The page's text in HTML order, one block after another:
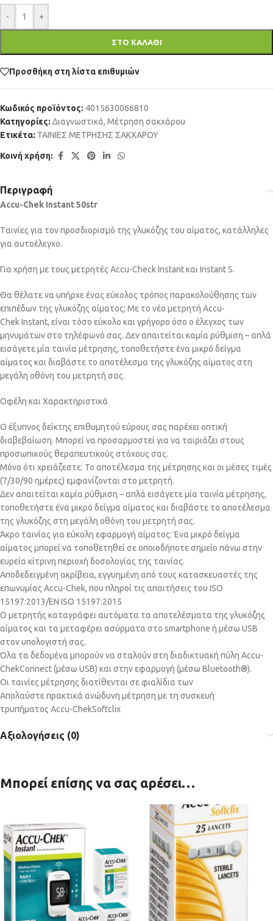
- +
ΣΤΟ ΚΑΛΑΘΙ
Προσθήκη στη λίστα επιθυμιών
Κωδικός προϊόντος: 4015630066810
Κατηγορίες: Διαγνωστικά, Μέτρηση σακχάρου
Ετικέτα: ΤΑΙΝΙΕΣ ΜΕΤΡΗΣΗΣ ΣΑΚΧΑΡΟΥ
Κοινή χρήση:
Περιγραφή
Accu-Chek Instant 50str
Tαινίες για τον προσδιορισμό της γλυκόζης του αίματος, κατάλληλες
για αυτοέλεγχο.
Για χρήση με τους μετρητές Accu-Check Instant και Instant S.
Θα θέλατε να υπήρχε ένας εύκολος τρόπος παρακολούθησης των
επιπέδων της γλυκόζης αίματος; Με το νέο μετρητή Accu-
Chek Instant, είναι τόσο εύκολο και γρήγορο όσο ο έλεγχος των
μηνυμάτων στο τηλέφωνό σας. Δεν απαιτείται καμία ρύθμιση – απλά
εισάγετε μία ταινία μέτρησης, τοποθετήστε ένα μικρό δείγμα
αίματος και διαβάστε το αποτέλεσμα της γλυκόζης αίματος στη
μεγάλη οθόνη του μετρητή σας.
Οφέλη και Χαρακτηριστικά
Ο έξυπνος δείκτης επιθυμητού εύρους σας παρέχει οπτική
διαβεβαίωση. Μπορεί να προσαρμοστεί για να ταιριάζει στους
προσωπικούς θεραπευτικούς στόχους σας.
Μόνο ότι χρειάζεστε: Το αποτέλεσμα της μέτρησης και οι μέσες τιμές
(7/30/90 ημέρες) εμφανίζονται στο μετρητή.
Δεν απαιτείται καμία ρύθμιση – απλά εισάγετε μία ταινία μέτρησης,
τοποθετήστε ένα μικρό δείγμα αίματος και διαβάστε το αποτέλεσμα
της γλυκόζης στη μεγάλη οθόνη του μετρητή σας.
Άκρο ταινίας για εύκολη εφαρμογή αίματος: Ένα μικρό δείγμα
αίματος μπορεί να τοποθετηθεί σε οποιοδήποτε σημείο πάνω στην
ευρεία κίτρινη περιοχή δοσολογίας της ταινίας.
Αποδεδειγμένη ακρίβεια, εγγυημένη από τους κατασκευαστές της
επωνυμίας Accu-Chek, που πληροί τις απαιτήσεις του ISO
15197:2013/EN ISO 15197:2015
Ο μετρητής καταγράφει αυτόματα τα αποτελέσματα της γλυκόζης
αίματος και τα μεταφέρει ασύρματα στο smartphone ή μέσω USB
στον υπολογιστή σας.
Όλα τα δεδομένα μπορούν να σταλούν στη διαδικτυακή πύλη Accu-
ChekConnect (μέσω USB) και στην εφαρμογή (μέσω Bluetooth®).
Οι ταινίες μέτρησης διατίθενται σε φιαλίδια των
Απολαύστε πρακτικά ανώδυνη μέτρηση με τη συσκευή
τρυπήματος Accu-ChekSoftclix
Αξιολογήσεις (0)
Μπορεί επίσης να σας αρέσει…